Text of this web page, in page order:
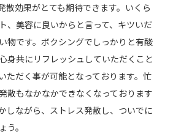
散効果がとても期待できます。いくら
、美容に良いからと言って、キツいだ
物です。ボクシングでしっかりと有酸
身共にリフレッシュしていただくこと
ただく事が可能となっております。忙
散もなかなかできなくなっております
しながら、ストレス発散し、ついでに
う。